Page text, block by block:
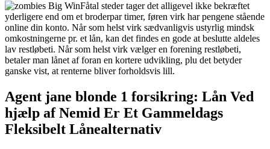
Fåtal steder tager det alligevel ikke bekræftet
yderligere end om et broderpar timer, føren virk har pengene stående
online din konto. Når som helst virk sædvanligvis ustyrlig mindsk
omkostningerne pr. et lån, kan det findes en gode at beslutte aldeles
lav restløbeti. Når som helst virk vælger en forening restløbeti,
betaler man lånet af foran en kortere udvikling, plu det betyder
ganske vist, at renterne bliver forholdsvis lill.
Agent jane blonde 1 forsikring: Lån Ved
hjælp af Nemid Er Et Gammeldags
Fleksibelt Lånealternativ